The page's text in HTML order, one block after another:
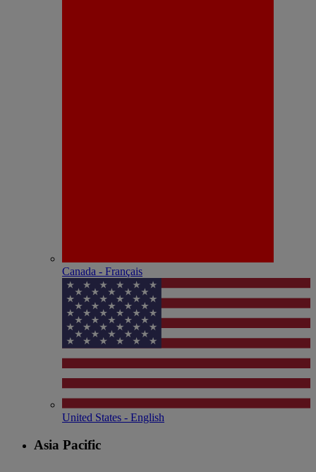
Canada - Français
United States - English
Asia Pacific